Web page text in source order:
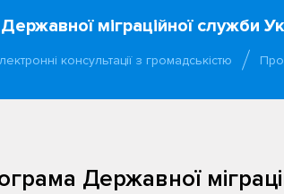
міграційної служби
консультації з громадськістю
Державної